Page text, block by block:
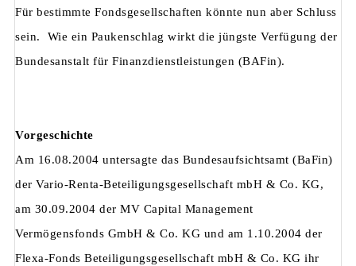
Für bestimmte Fondsgesellschaften könnte nun aber Schluss
sein. Wie ein Paukenschlag wirkt die jüngste Verfügung der
Bundesanstalt für Finanzdienstleistungen (BAFin).
Vorgeschichte
Am 16.08.2004 untersagte das Bundesaufsichtsamt (BaFin)
der Vario-Renta-Beteiligungsgesellschaft mbH & Co. KG,
am 30.09.2004 der MV Capital Management
Vermögensfonds GmbH & Co. KG und am 1.10.2004 der
Flexa-Fonds Beteiligungsgesellschaft mbH & Co. KG ihr